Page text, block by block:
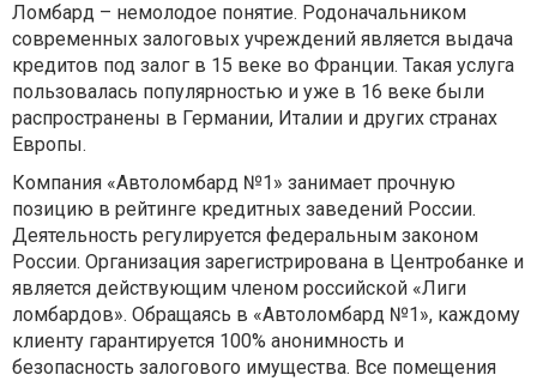
Ломбард – немолодое понятие. Родоначальником
современных залоговых учреждений является выдача
кредитов под залог в 15 веке во Франции. Такая услуга
пользовалась популярностью и уже в 16 веке были
распространены в Германии, Италии и других странах
Европы.
Компания «Автоломбард №1» занимает прочную
позицию в рейтинге кредитных заведений России.
Деятельность регулируется федеральным законом
России. Организация зарегистрирована в Центробанке и
является действующим членом российской «Лиги
ломбардов». Обращаясь в «Автоломбард №1», каждому
клиенту гарантируется 100% анонимность и
безопасность залогового имущества. Все помещения